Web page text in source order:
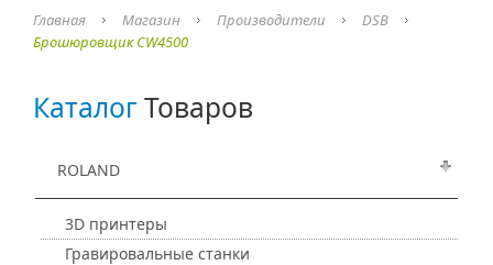
Главная Магазин Производители
DSB
Брошюровщик CW4500
КаталогТоваров
ROLAND
3D принтеры
Гравировальные станки